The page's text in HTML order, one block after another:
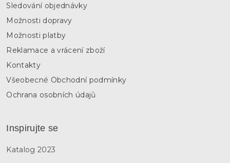
Sledování objednávky
Možnosti dopravy
Možnosti platby
Reklamace a vrácení zboží
Kontakty
Všeobecné Obchodní podmínky
Ochrana osobních údajů
Inspirujte se
Katalog 2023